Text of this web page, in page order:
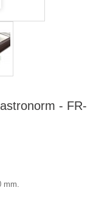
- FR-
mm.